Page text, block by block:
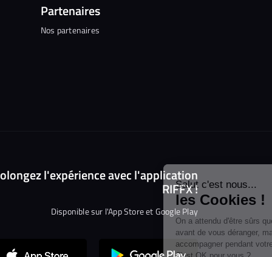
Salut c'est nous...
On a attendu d'être sûrs que le contenu
vous déranger, mais on aimerait bien vous accompagner pendant
Partenaires
Nos partenaires
l'expérience avec l'application
RIFFX !
Disponible sur l'App Store et Google Play